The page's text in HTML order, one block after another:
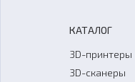
КАТАЛОГ
3D-принтеры
3D-сканеры